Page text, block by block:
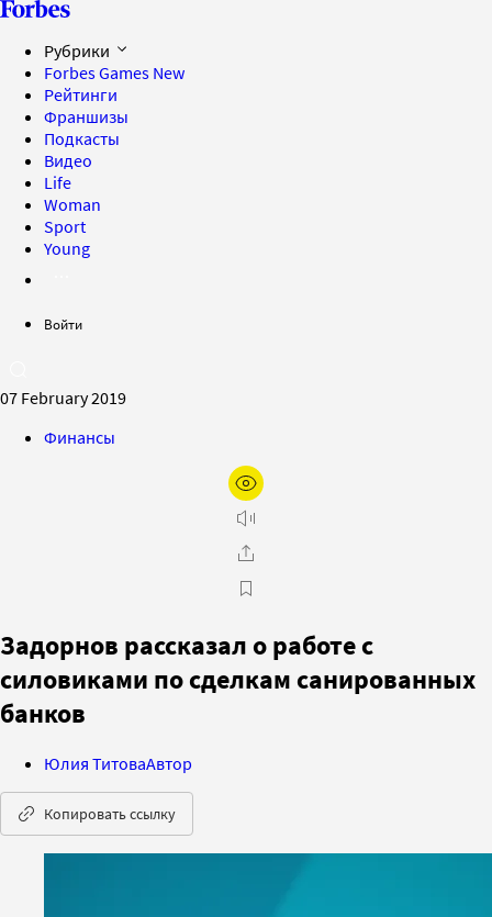
Рубрики
Forbes Games New
Рейтинги
Франшизы
Подкасты
Видео
Life
Woman
Sport
Young
Войти
07 February 2019
Финансы
Задорнов рассказал о работе с
силовиками по сделкам санированных
банков
Юлия ТитоваАвтор
Копировать ссылку